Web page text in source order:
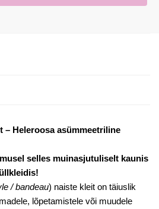
Heleroosa asümmeetriline
selles muinasjutuliselt kaunis
/ bandeau) naiste kleit on täiuslik
lõpetamistele või muudele